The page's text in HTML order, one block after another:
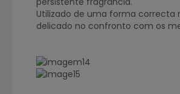
Utilizado de uma forma correcta
delicado no confronto com os